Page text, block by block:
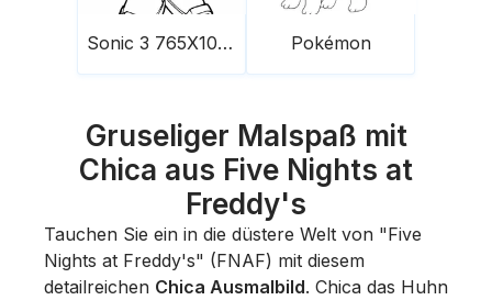
Sonic 3 765X1024 Pokémon
Gruseliger Malspaß mit
Chica aus Five Nights at
Freddy's
Tauchen Sie ein in die düstere Welt von "Five
Nights at Freddy's" (FNAF) mit diesem
detailreichen Chica Ausmalbild. Chica das Huhn